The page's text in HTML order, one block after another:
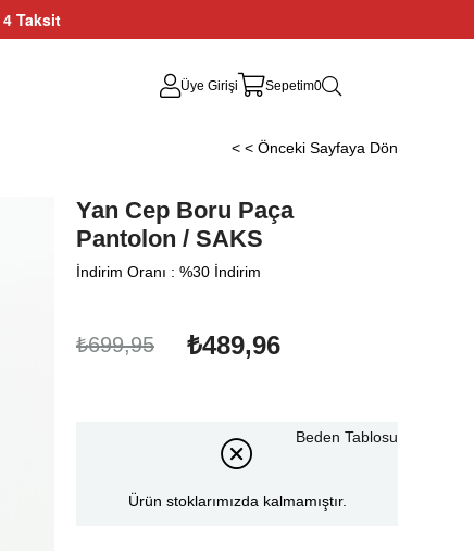
4 Taksit
Üye Girişi Sepetim0
< < Önceki Sayfaya Dön
Yan Cep Boru Paça
Pantolon / SAKS
İndirim Oranı : %30 İndirim
₺699,95 ₺489,96
Ürün stoklarımızda kalmamıştır.
Beden Tablosu